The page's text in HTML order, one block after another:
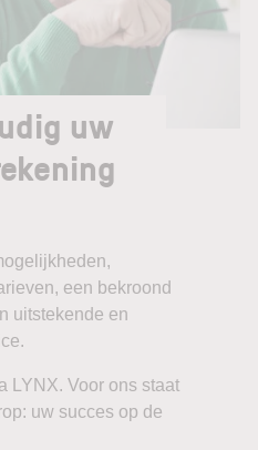
uw
een bekroond
uitstekende en
LYNX. Voor ons staat
uw succes op de